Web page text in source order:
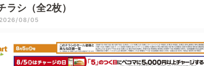
ラシ（全2枚）
2026/08/05